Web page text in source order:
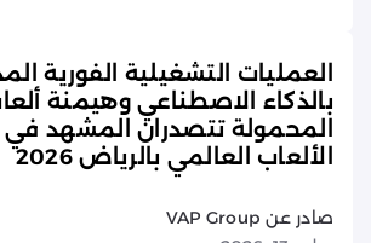
العمليات التشغيلية الفورية
بالذكاء الاصطناعي وهيمنة
المحمولة تتصدران المشهد في
الألعاب العالمي بالرياض 2026
صادر عن VAP Group